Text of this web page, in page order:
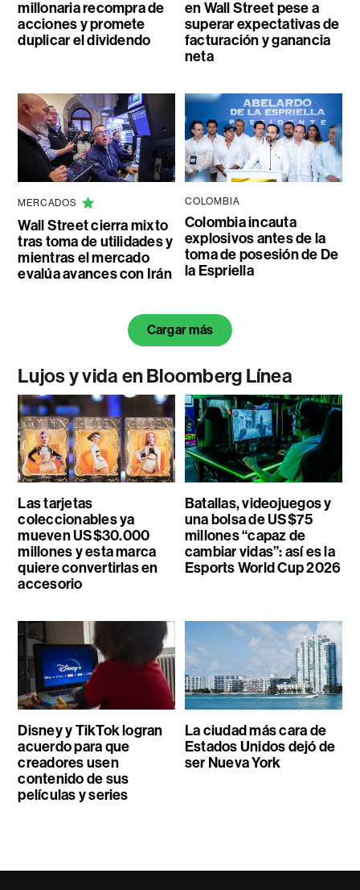
millonaria recompra de
acciones y promete
duplicar el dividendo
en Wall Street pese a
superar expectativas de
facturación y ganancia
neta
MERCADOS
Wall Street cierra mixto
tras toma de utilidades y
mientras el mercado
evalúa avances con Irán
COLOMBIA
Colombia incauta
explosivos antes de la
toma de posesión de De
la Espriella
Cargar más
Lujos y vida en Bloomberg Línea
Las tarjetas
coleccionables ya
mueven US$30.000
millones y esta marca
quiere convertirlas en
accesorio
Batallas, videojuegos y
una bolsa de US$75
millones “capaz de
cambiar vidas”: así es la
Esports World Cup 2026
Disney y TikTok logran
acuerdo para que
creadores usen
contenido de sus
películas y series
La ciudad más cara de
Estados Unidos dejó de
ser Nueva York